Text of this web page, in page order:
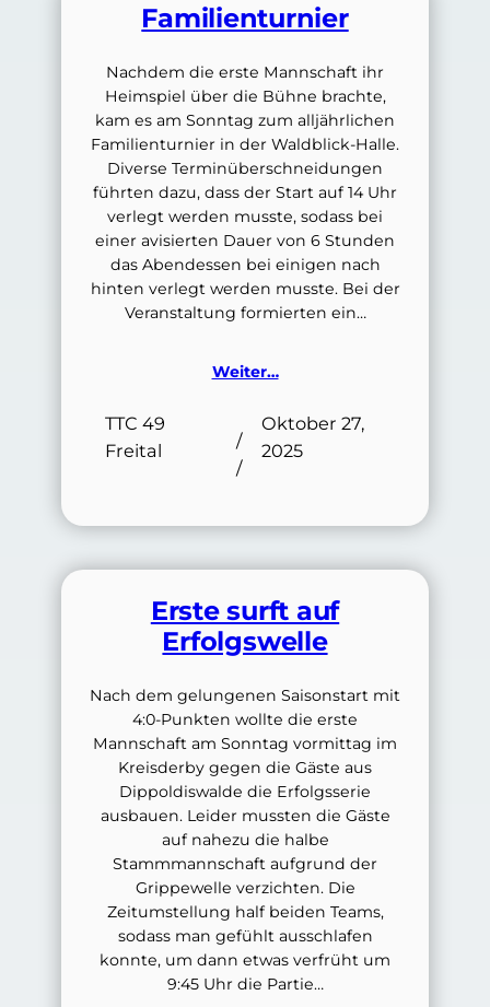
Familienturnier
Nachdem die erste Mannschaft ihr
Heimspiel über die Bühne brachte,
kam es am Sonntag zum alljährlichen
Familienturnier in der Waldblick-Halle.
Diverse Terminüberschneidungen
führten dazu, dass der Start auf 14 Uhr
verlegt werden musste, sodass bei
einer avisierten Dauer von 6 Stunden
das Abendessen bei einigen nach
hinten verlegt werden musste. Bei der
Veranstaltung formierten ein…
Weiter…
TTC 49
Freital
/
/
Oktober 27,
2025
Erste surft auf
Erfolgswelle
Nach dem gelungenen Saisonstart mit
4:0-Punkten wollte die erste
Mannschaft am Sonntag vormittag im
Kreisderby gegen die Gäste aus
Dippoldiswalde die Erfolgsserie
ausbauen. Leider mussten die Gäste
auf nahezu die halbe
Stammmannschaft aufgrund der
Grippewelle verzichten. Die
Zeitumstellung half beiden Teams,
sodass man gefühlt ausschlafen
konnte, um dann etwas verfrüht um
9:45 Uhr die Partie…